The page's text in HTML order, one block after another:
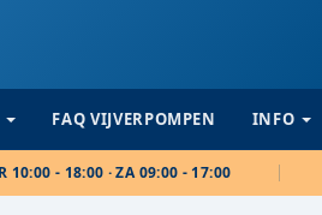
FAQ VIJVERPOMPEN INFO
10:00 - 18:00 · ZA 09:00 - 17:00